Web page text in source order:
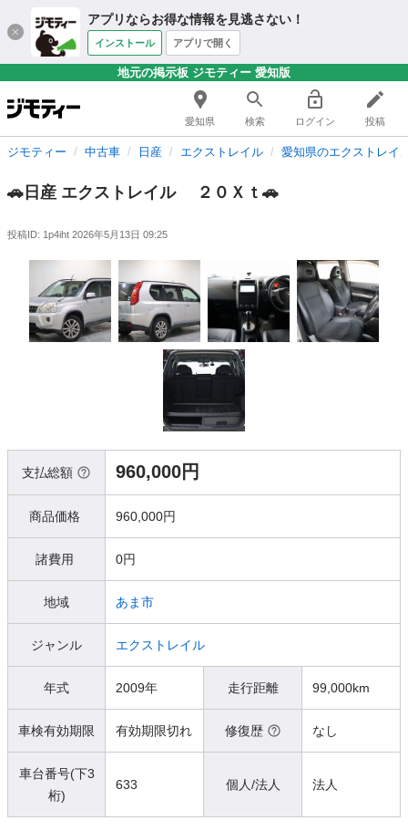
アプリならお得な情報を見逃さない！
インストール アプリで開く
地元の掲示板 ジモティー 愛知版
愛知県 検索 ログイン 投稿
ジモティー 中古車 日産 エクストレイル 愛知県のエクストレイ
🚗日産 エクストレイル ２０Ｘｔ🚗
投稿ID: 1p4iht 2026年5月13日 09:25
支払総額 960,000円
商品価格 960,000円
諸費用 0円
地域 あま市
ジャンル エクストレイル
年式 2009年 走行距離 99,000km
車検有効期限 有効期限切れ 修復歴 なし
車台番号(下3
桁)
633 個人/法人 法人